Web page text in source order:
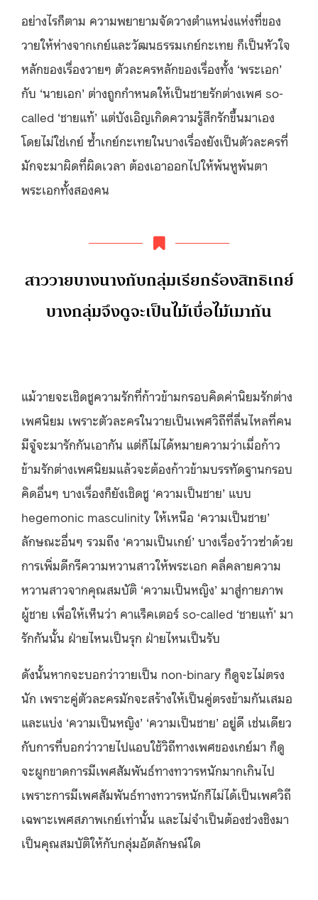
อย่างไรก็ตาม ความพยายามจัดวางตำแหน่งแห่งที่ของ
วายให้ห่างจากเกย์และวัฒนธรรมเกย์กะเทย ก็เป็นหัวใจ
หลักของเรื่องวายๆ ตัวละครหลักของเรื่องทั้ง ‘พระเอก’
กับ ‘นายเอก’ ต่างถูกกำหนดให้เป็นชายรักต่างเพศ so-
called ‘ชายแท้’ แต่บังเอิญเกิดความรู้สึกรักขึ้นมาเอง
โดยไม่ใช่เกย์ ซ้ำเกย์กะเทยในบางเรื่องยังเป็นตัวละครที่
มักจะมาผิดที่ผิดเวลา ต้องเอาออกไปให้พ้นหูพ้นตา
พระเอกทั้งสองคน
สาววายบางนางกับกลุ่มเรียกร้องสิทธิเกย์
บางกลุ่มจึงดูจะเป็นไม้เบื่อไม้เมากัน
แม้วายจะเชิดชูความรักที่ก้าวข้ามกรอบคิดค่านิยมรักต่าง
เพศนิยม เพราะตัวละครในวายเป็นเพศวิถีที่ลื่นไหลที่คน
มีจู๋จะมารักกันเอากัน แต่ก็ไม่ได้หมายความว่าเมื่อก้าว
ข้ามรักต่างเพศนิยมแล้วจะต้องก้าวข้ามบรรทัดฐานกรอบ
คิดอื่นๆ บางเรื่องก็ยังเชิดชู ‘ความเป็นชาย’ แบบ
hegemonic masculinity ให้เหนือ ‘ความเป็นชาย’
ลักษณะอื่นๆ รวมถึง ‘ความเป็นเกย์’ บางเรื่องว้าวซ่าด้วย
การเพิ่มดีกรีความหวานสาวให้พระเอก คลี่คลายความ
หวานสาวจากคุณสมบัติ ‘ความเป็นหญิง’ มาสู่กายภาพ
ผู้ชาย เพื่อให้เห็นว่า คาแร็คเตอร์ so-called ‘ชายแท้’ มา
รักกันนั้น ฝ่ายไหนเป็นรุก ฝ่ายไหนเป็นรับ
ดังนั้นหากจะบอกว่าวายเป็น non-binary ก็ดูจะไม่ตรง
นัก เพราะคู่ตัวละครมักจะสร้างให้เป็นคู่ตรงข้ามกันเสมอ
และแบ่ง ‘ความเป็นหญิง’ ‘ความเป็นชาย’ อยู่ดี เช่นเดียว
กับการที่บอกว่าวายไปแอบใช้วิถีทางเพศของเกย์มา ก็ดู
จะผูกขาดการมีเพศสัมพันธ์ทางทวารหนักมากเกินไป
เพราะการมีเพศสัมพันธ์ทางทวารหนักก็ไม่ได้เป็นเพศวิถี
เฉพาะเพศสภาพเกย์เท่านั้น และไม่จำเป็นต้องช่วงชิงมา
เป็นคุณสมบัติให้กับกลุ่มอัตลักษณ์ใด